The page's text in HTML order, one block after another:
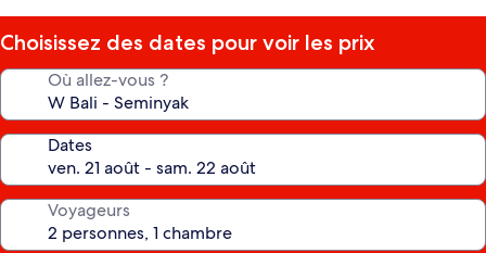
Choisissez des dates pour voir les prix
Où allez-vous ?
Dates
Voyageurs